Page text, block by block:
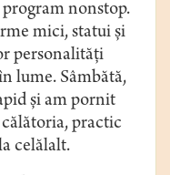
nonstop.
mici, statui şi
personalităţi
lume. Sâmbătă,
şi am pornit
călătoria, practic
celălalt.